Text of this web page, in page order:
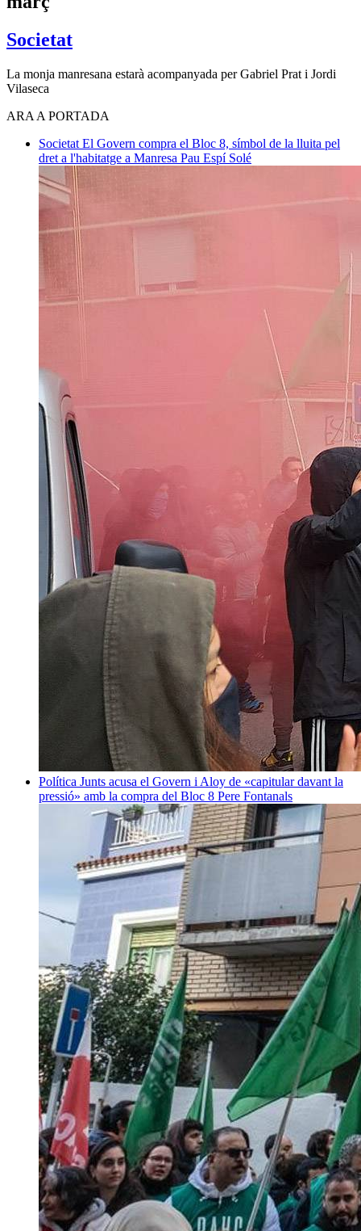
Societat
La monja manresana estarà acompanyada per Gabriel Prat i Jordi
Vilaseca
ARA A PORTADA
Societat El Govern compra el Bloc 8, símbol de la lluita pel
dret a l'habitatge a Manresa Pau Espí Solé
Política Junts acusa el Govern i Aloy de «capitular davant la
pressió» amb la compra del Bloc 8 Pere Fontanals